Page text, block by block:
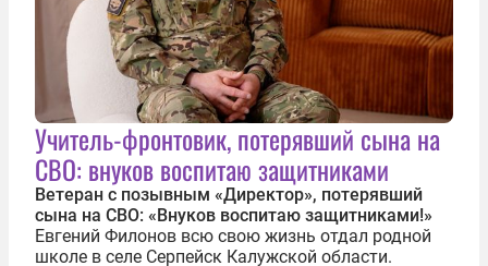
Учитель-фронтовик, потерявший сына на
СВО: внуков воспитаю защитниками
Ветеран с позывным «Директор», потерявший
сына на СВО: «Внуков воспитаю защитниками!»
Евгений Филонов всю свою жизнь отдал родной
школе в селе Серпейск Калужской области.